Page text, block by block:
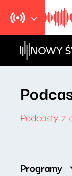
Podcasty z
Programy